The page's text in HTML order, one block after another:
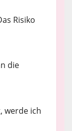
Risiko
die
werde ich